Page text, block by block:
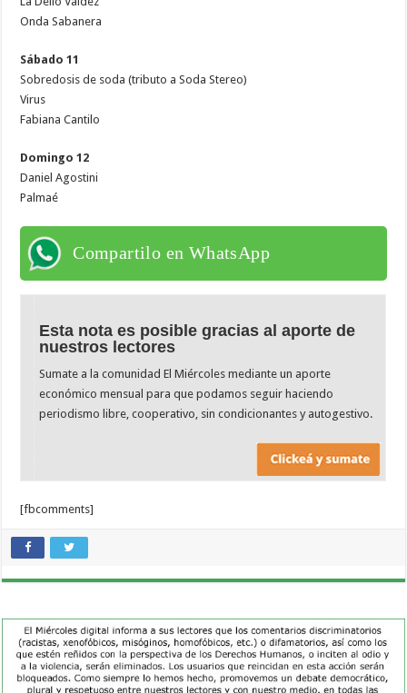
Onda Sabanera
Sábado 11
Sobredosis de soda (tributo a Soda Stereo)
Virus
Fabiana Cantilo
Domingo 12
Daniel Agostini
Palmaé
Compartilo en WhatsApp
Esta nota es posible gracias al aporte de
nuestros lectores
Sumate a la comunidad El Miércoles mediante un aporte
económico mensual para que podamos seguir haciendo
periodismo libre, cooperativo, sin condicionantes y autogestivo.
[fbcomments]